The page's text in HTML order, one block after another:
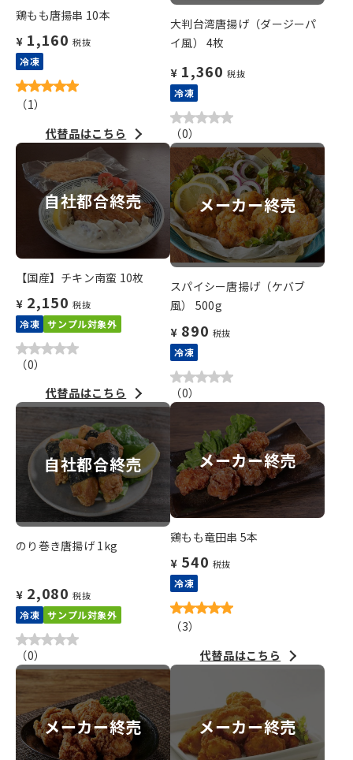
鶏もも唐揚串 10本
¥ 1,160 税抜
冷凍
（1）
代替品はこちら
大判台湾唐揚げ（ダージーパ
イ風） 4枚
¥ 1,360 税抜
冷凍
（0）
自社都合終売
【国産】チキン南蛮 10枚
¥ 2,150 税抜
冷凍 サンプル対象外
（0）
代替品はこちら
メーカー終売
スパイシー唐揚げ（ケバブ
風） 500g
¥ 890 税抜
冷凍
（0）
自社都合終売
のり巻き唐揚げ 1kg
¥ 2,080 税抜
冷凍 サンプル対象外
（0）
メーカー終売
鶏もも竜田串 5本
¥ 540 税抜
冷凍
（3）
代替品はこちら
メーカー終売 メーカー終売